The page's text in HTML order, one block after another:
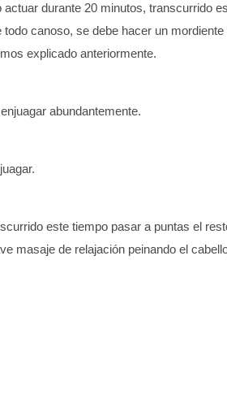
durante 20 minutos, transcurrido
canoso, se debe hacer un
explicado anteriormente.
abundantemente.
este tiempo pasar a puntas el
masaje de relajación peinando el